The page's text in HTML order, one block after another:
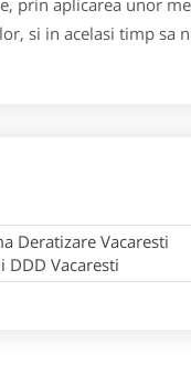
si in acelasi timp sa